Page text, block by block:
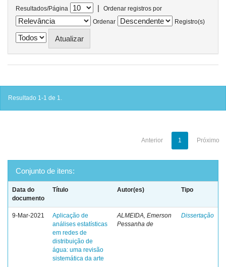
Resultados/Página |
Ordenar registros por
Ordenar
Registro(s)
Resultado 1-1 de 1.
Anterior 1 Próximo
Conjunto de itens:
Data do
documento
Título Autor(es) Tipo
9-Mar-2021
Aplicação de
análises estatísticas
em redes de
distribuição de
água: uma revisão
sistemática da arte
ALMEIDA, Emerson
Pessanha de
Dissertação